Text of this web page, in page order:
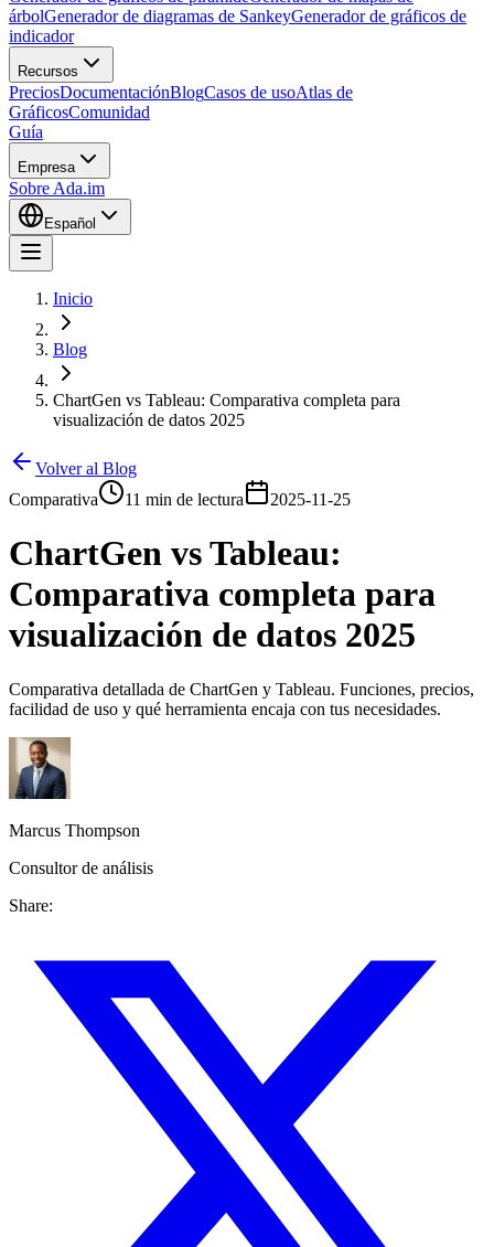
árbolGenerador de diagramas de SankeyGenerador de gráficos de
indicador
Recursos
PreciosDocumentaciónBlogCasos de usoAtlas de
GráficosComunidad
Guía
Empresa
Sobre Ada.im
Español
Inicio
Blog
ChartGen vs Tableau: Comparativa completa para
visualización de datos 2025
Volver al Blog
Comparativa
11 min de lectura 2025-11-25
ChartGen vs Tableau:
Comparativa completa para
visualización de datos 2025
Comparativa detallada de ChartGen y Tableau. Funciones, precios,
facilidad de uso y qué herramienta encaja con tus necesidades.
Marcus Thompson
Consultor de análisis
Share: